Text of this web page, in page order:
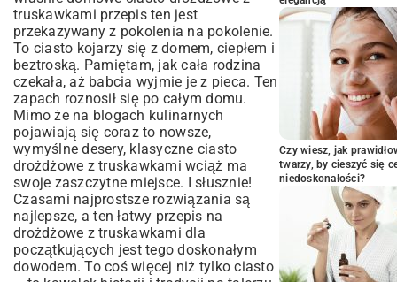
Jak długo piec drożdżowe z truskawkami?
Sprawdzanie gotowości ciasta
Praktyczne wskazówki i triki cukiernicze
Jak uniknąć zakalca w cieście
drożdżowym?
Czy można przygotować ciasto drożdżowe
dzień wcześniej?
Przechowywanie ciasta drożdżowego z
truskawkami
Wariacje i pomysły na ciasto drożdżowe
Drożdżowe z innymi owocami sezonowymi
Dodatkowe składniki: Wanilia, skórka
cytrynowa, lukier
Wersja bezglutenowa lub wegańska: Czy to
możliwe?
truskawkami przepis ten jest
przekazywany z pokolenia na pokolenie.
To ciasto kojarzy się z domem, ciepłem i
beztroską. Pamiętam, jak cała rodzina
czekała, aż babcia wyjmie je z pieca. Ten
zapach roznosił się po całym domu.
Mimo że na blogach kulinarnych
pojawiają się coraz to nowsze,
wymyślne desery, klasyczne ciasto
drożdżowe z truskawkami wciąż ma
swoje zaszczytne miejsce. I słusznie!
Czasami najprostsze rozwiązania są
najlepsze, a ten łatwy przepis na
drożdżowe z truskawkami dla
początkujących jest tego doskonałym
dowodem. To coś więcej niż tylko ciasto
Czy wiesz, jak
twarzy, by cieszyć się
niedoskonałości?